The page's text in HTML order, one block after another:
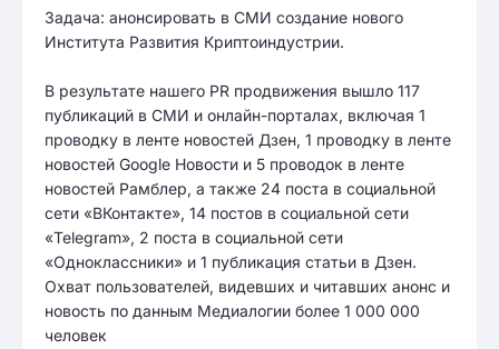
Задача: анонсировать в СМИ создание нового
Института Развития Криптоиндустрии.
В результате нашего PR продвижения вышло 117
публикаций в СМИ и онлайн-порталах, включая 1
проводку в ленте новостей Дзен, 1 проводку в ленте
новостей Google Новости и 5 проводок в ленте
новостей Рамблер, а также 24 поста в социальной
сети «ВКонтакте», 14 постов в социальной сети
«Telegram», 2 поста в социальной сети
«Одноклассники» и 1 публикация статьи в Дзен.
Охват пользователей, видевших и читавших анонс и
новость по данным Медиалогии более 1 000 000
человек